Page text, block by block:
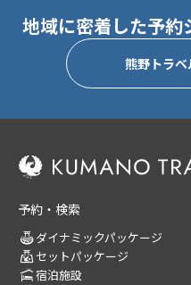
地域に密着した予約
熊野トラ
予約・検索
ダイナミックパッケージ
セットパッケージ
宿泊施設